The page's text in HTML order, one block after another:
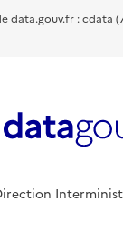
data.gouv.fr : cdata